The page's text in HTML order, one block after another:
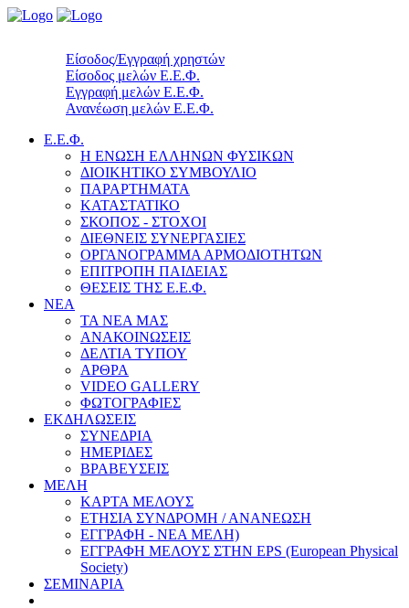
Είσοδος/Εγγραφή χρηστών
Είσοδος μελών Ε.Ε.Φ.
Εγγραφή μελών Ε.Ε.Φ.
Ανανέωση μελών Ε.Ε.Φ.
Ε.Ε.Φ.
Η ΕΝΩΣΗ ΕΛΛΗΝΩΝ ΦΥΣΙΚΩΝ
ΔΙΟΙΚΗΤΙΚΟ ΣΥΜΒΟΥΛΙΟ
ΠΑΡΑΡΤΗΜΑΤΑ
ΚΑΤΑΣΤΑΤΙΚΟ
ΣΚΟΠΟΣ - ΣΤΟΧΟΙ
ΔΙΕΘΝΕΙΣ ΣΥΝΕΡΓΑΣΙΕΣ
ΟΡΓΑΝΟΓΡΑΜΜΑ ΑΡΜΟΔΙΟΤΗΤΩΝ
ΕΠΙΤΡΟΠΗ ΠΑΙΔΕΙΑΣ
ΘΕΣΕΙΣ ΤΗΣ Ε.Ε.Φ.
ΝΕΑ
ΤΑ ΝΕΑ ΜΑΣ
ΑΝΑΚΟΙΝΩΣΕΙΣ
ΔΕΛΤΙΑ ΤΥΠΟΥ
ΑΡΘΡΑ
VIDEO GALLERY
ΦΩΤΟΓΡΑΦΙΕΣ
ΕΚΔΗΛΩΣΕΙΣ
ΣΥΝΕΔΡΙΑ
ΗΜΕΡΙΔΕΣ
ΒΡΑΒΕΥΣΕΙΣ
ΜΕΛΗ
ΚΑΡΤΑ ΜΕΛΟΥΣ
ΕΤΗΣΙΑ ΣΥΝΔΡΟΜΗ / ΑΝΑΝΕΩΣΗ
ΕΓΓΡΑΦΗ - ΝΕΑ ΜΕΛΗ)
ΕΓΓΡΑΦΗ ΜΕΛΟΥΣ ΣΤΗΝ EPS (European Physical
Society)
ΣΕΜΙΝΑΡΙΑ